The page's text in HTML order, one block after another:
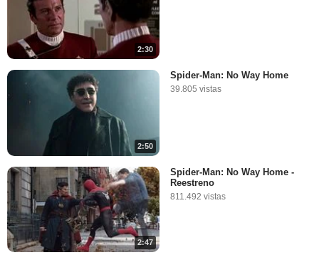
2:30
2:50
Spider-Man: No Way Home
39.805 vistas
2:47
Spider-Man: No Way Home -
Reestreno
811.492 vistas